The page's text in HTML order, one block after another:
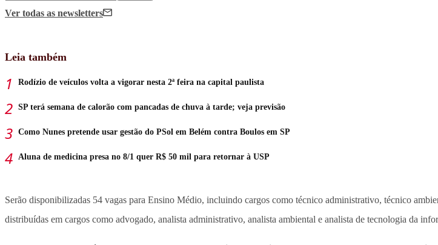
Ver todas as newsletters
Leia também
Rodízio de veículos volta a vigorar nesta 2ª feira na capital paulista
SP terá semana de calorão com pancadas de chuva à tarde; veja previsão
Como Nunes pretende usar gestão do PSol em Belém contra Boulos em SP
Aluna de medicina presa no 8/1 quer R$ 50 mil para retornar à USP
Serão disponibilizadas 54 vagas para Ensino Médio, incluindo cargos como técnico administrativo, técnico
distribuídas em cargos como advogado, analista administrativo, analista ambiental e analista de tecnologia da